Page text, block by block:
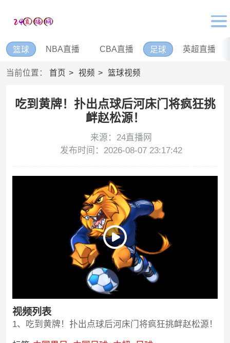
篮球 NBA直播 CBA直播 足球 英超直播
当前位置： 首页 视频 篮球视频
吃到黄牌！扑出点球后河床门将疯狂挑
衅赵松源！
来源：24直播网
发布时间：2026-08-07 23:17:42
视频列表
1、吃到黄牌！扑出点球后河床门将疯狂挑衅赵松源！